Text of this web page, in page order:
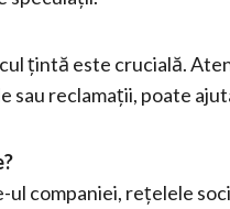
țintă este crucială.
sau reclamații, poate
companiei, rețelele